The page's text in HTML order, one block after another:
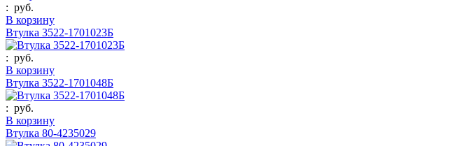
: руб.
В корзину
Втулка 3522-1701023Б
: руб.
В корзину
Втулка 3522-1701048Б
: руб.
В корзину
Втулка 80-4235029